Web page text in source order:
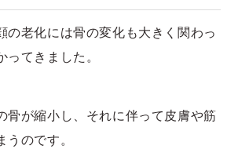
の老化には骨の変化も大きく関わっ
てきました。
骨が縮小し、それに伴って皮膚や筋
のです。